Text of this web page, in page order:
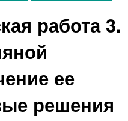
работа 3.
ее
решения